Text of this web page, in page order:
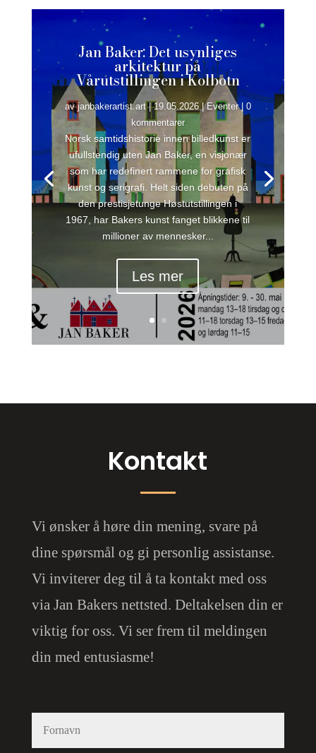
Jan Baker: Det usynliges
arkitektur på
Vårutstillingen i Kolbotn
avjanbakerartist.art|19.05.2026|Eventer| 0
kommentarer
Norsk samtidshistorie innen billedkunst er
ufullstendig uten Jan Baker, en visjonær
som har redefinert rammene for grafisk
kunst og serigrafi. Helt siden debuten på
den prestisjetunge Høstutstillingen i
1967, har Bakers kunst fanget blikkene til
millioner av mennesker...
Les mer
Kontakt
Vi ønsker å høre din mening, svare på
dine spørsmål og gi personlig assistanse.
Vi inviterer deg til å ta kontakt med oss
via Jan Bakers nettsted. Deltakelsen din er
viktig for oss. Vi ser frem til meldingen
din med entusiasme!